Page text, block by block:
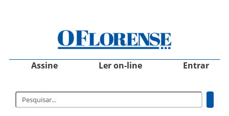
Assine Ler on-line Entrar